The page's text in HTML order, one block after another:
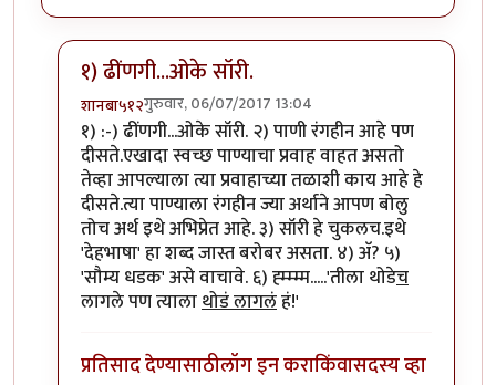
१) ढींणगी...ओके सॉरी.
शानबा५१२गुरुवार, 06/07/2017 13:04
In reply toकाही प्रश्नbyमराठी_माणूस
१) :-) ढींणगी...ओके सॉरी. २) पाणी रंगहीन आहे पण
दीसते.एखादा स्वच्छ पाण्याचा प्रवाह वाहत असतो
तेव्हा आपल्याला त्या प्रवाहाच्या तळाशी काय आहे हे
दीसते.त्या पाण्याला रंगहीन ज्या अर्थाने आपण बोलु
तोच अर्थ इथे अभिप्रेत आहे. ३) सॉरी हे चुकलच.इथे
'देहभाषा' हा शब्द जास्त बरोबर असता. ४) अ‍ॅ? ५)
'सौम्य धडक' असे वाचावे. ६) ह्म्म्म्म.....'तीला थोडेच
लागले पण त्यालाथोडं लागलंहं!'
प्रतिसाद देण्यासाठीलॉग इन कराकिंवासदस्य व्हा